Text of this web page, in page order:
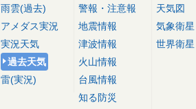
雨雲(過去)
アメダス実況
実況天気
過去天気
雷(実況)
警報・注意報
地震情報
津波情報
火山情報
台風情報
知る防災
天気図
気象衛星
世界衛星